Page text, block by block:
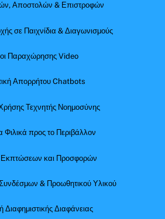
Αποστολών & Επιστροφών
σε Παιχνίδια & Διαγωνισμούς
Παραχώρησης Video
Απορρήτου Chatbots
Χρήσης Τεχνητής Νοημοσύνης
Φιλικά προς το Περιβάλλον
Εκπτώσεων και Προσφορών
& Προωθητικού Υλικού
Διαφημιστικής Διαφάνειας